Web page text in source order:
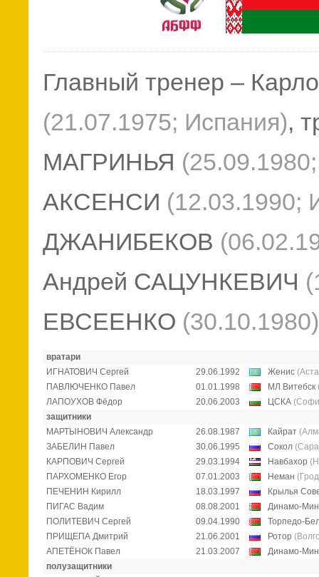
Главный тренер –
(21.07.1975; Испания),
МАГРИНЬЯ (
АКСЕНСИ (12.03.1990;
ДЖАНИБЕКОВ (
Андрей САЦУНКЕВИЧ (
ЕВСЕЕНКО (30.10.1980)
вратари
ИГНАТОВИЧ Сергей
29.06.1992 Женис
ПАВЛЮЧЕНКО Павел
01.01.1998 МЛ Витебск
ЛАПОУХОВ Фёдор
20.06.2003 ЦСКА
защитники
МАРТЫНОВИЧ Александр
26.08.1987 Кайрат
ЗАБЕЛИН Павел
30.06.1995 Сокол
КАРПОВИЧ Сергей
29.03.1994 Навбахор
ПАРХОМЕНКО Егор
07.01.2003 Неман
ПЕЧЕНИН Кирилл
18.03.1997
Крылья
ПИГАС Вадим
08.08.2001
Динамо-
ПОЛИТЕВИЧ Сергей
09.04.1990
Торпедо-
ПРИЩЕПА Дмитрий
21.06.2001 Ротор
АПЕТЁНОК Павел
21.03.2007
Динамо-
полузащитники